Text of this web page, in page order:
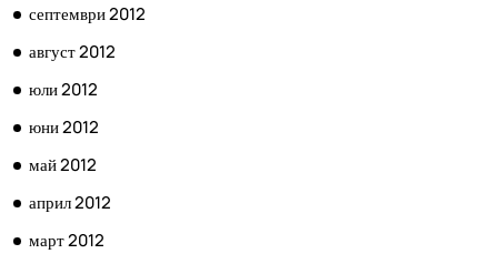
септември 2012
август 2012
юли 2012
юни 2012
май 2012
април 2012
март 2012